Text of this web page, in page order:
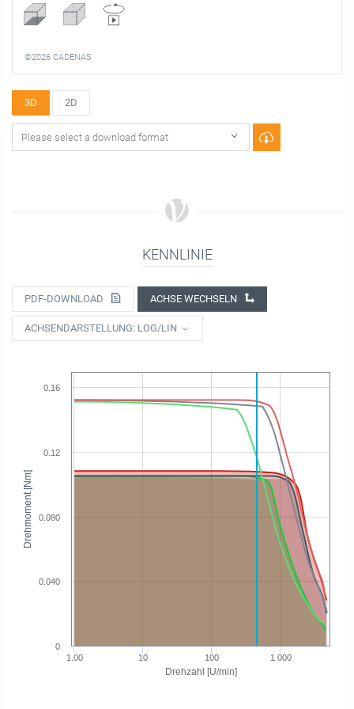
©2026 CADENAS
3D 2D
KENNLINIE
PDF-DOWNLOAD ACHSE WECHSELN
ACHSENDARSTELLUNG: LOG/LIN
Drehzahl [U/min]
Drehmoment [Nm]
1.00 10 100 1 000
0
0.040
0.080
0.12
0.16